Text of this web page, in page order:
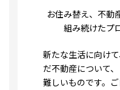
お住み替え、不動
組み続けたプ
新たな生活に向け
だ不動産について
難しいものです。